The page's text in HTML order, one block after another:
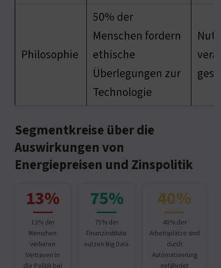
Philosophie
50% der
Menschen fordern
ethische
Überlegungen zur
Technologie
Segmentkreise über die
Auswirkungen von
Energiepreisen und Zinspolitik
13%
13% der
Menschen
verlieren
Vertrauen in
die Politik bei
75%
75% der
Finanzinstitute
nutzen Big Data
40%
40% der
Arbeitsplätze sind
durch
Automatisierung
gefährdet